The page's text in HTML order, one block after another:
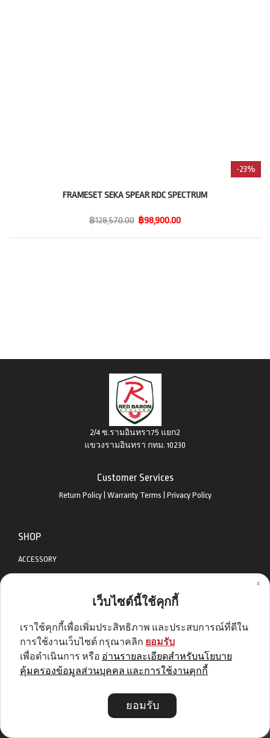
x
เว็บไซต์นี้ใช้คุกกี้
เราใช้คุกกี้เพื่อเพิ่มประสิทธิภาพ และประสบการณ์ที่ดีใน
การใช้งานเว็บไซต์ กรุณาคลิก ยอมรับ
เพื่อดำเนินการ หรือ อ่านรายละเอียดสำหรับนโยบาย
คุ้มครองข้อมูลส่วนบุคคล และการใช้งานคุกกี้
ยอมรับ
-23%
FRAMESET SEKA SPEAR RDC SPECTRUM
฿128,570.00 ฿98,900.00
2/4 ซ.รามอินทรา75 แยก2
แขวงรามอินทรา กทม. 10230
Customer Services
Return Policy| Warranty Terms Privacy Policy
SHOP
ACCESSORY
DIABLO BIKE
GET SPECIAL DEAL & OFFERS
Sign me up